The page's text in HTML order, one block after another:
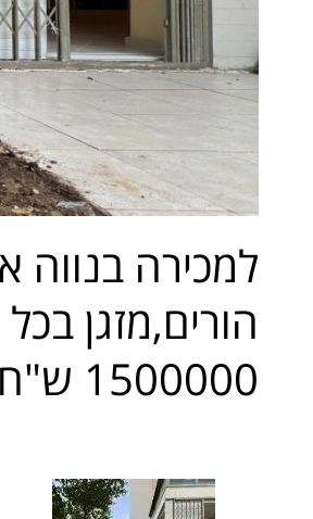
1500000 ש"ח